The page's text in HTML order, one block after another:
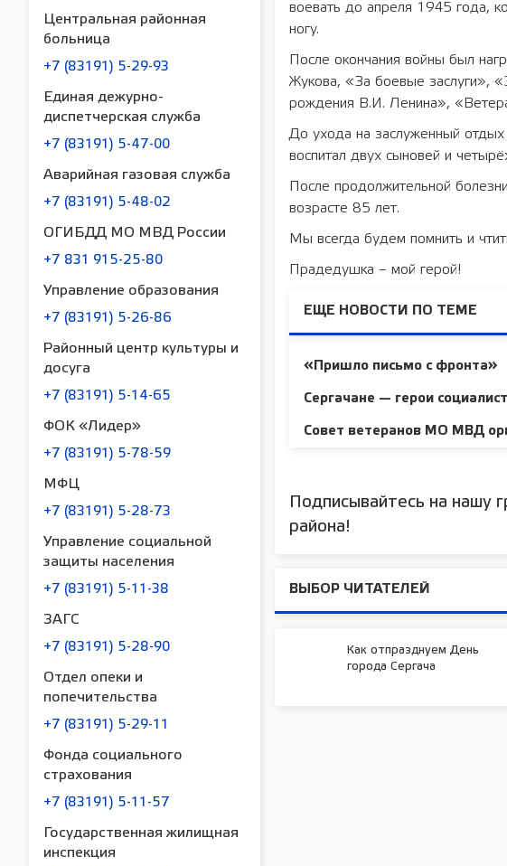
Центральная районная
больница
+7 (83191) 5-29-93
Единая дежурно-
диспетчерская служба
+7 (83191) 5-47-00
Аварийная газовая служба
+7 (83191) 5-48-02
ОГИБДД МО МВД России
+7 831 915-25-80
Управление образования
+7 (83191) 5-26-86
Районный центр культуры и
досуга
+7 (83191) 5-14-65
ФОК «Лидер»
+7 (83191) 5-78-59
МФЦ
+7 (83191) 5-28-73
Управление социальной
защиты населения
+7 (83191) 5-11-38
ЗАГС
+7 (83191) 5-28-90
Отдел опеки и
попечительства
+7 (83191) 5-29-11
Фонда социального
страхования
+7 (83191) 5-11-57
Государственная жилищная
инспекция
воевать до апреля 1945 года,
ногу.
После окончания войны был
Жукова, «За боевые заслуги»,
рождения В.И. Ленина»,
До ухода на заслуженный
воспитал двух сыновей и
После продолжительной
возрасте 85 лет.
Мы всегда будем помнить и
Прадедушка – мой герой!
ЕЩЕ НОВОСТИ ПО ТЕМЕ
«Пришло письмо с фронта»
Сергачане — герои
Совет ветеранов МО МВД
Подписывайтесь на нашу
района!
ВЫБОР ЧИТАТЕЛЕЙ
Как отпразднуем День
города Сергача